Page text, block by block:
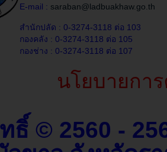
E-mail : saraban@ladbuakhaw.go.th
สำนักปลัด : 0-3274-3118 ต่อ 103
กองคลัง : 0-3274-3118 ต่อ 105
กองช่าง : 0-3274-3118 ต่อ 107
นโยบายกา
ธิ์ © 2560 -